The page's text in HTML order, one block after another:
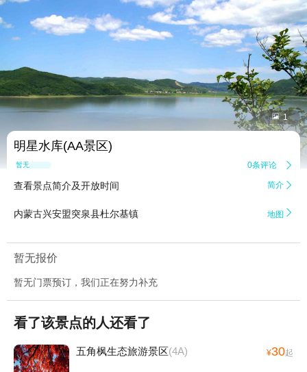
 1
明星水库(AA景区)
暂无点评 0条评论 
查看景点简介及开放时间 简介 
内蒙古兴安盟突泉县杜尔基镇 地图 
暂无报价
暂无门票预订，我们正在努力补充
看了该景点的人还看了
五角枫生态旅游景区(4A) ¥30起